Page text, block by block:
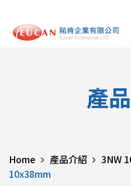
產
Home 產品介紹 3NW
10x38mm